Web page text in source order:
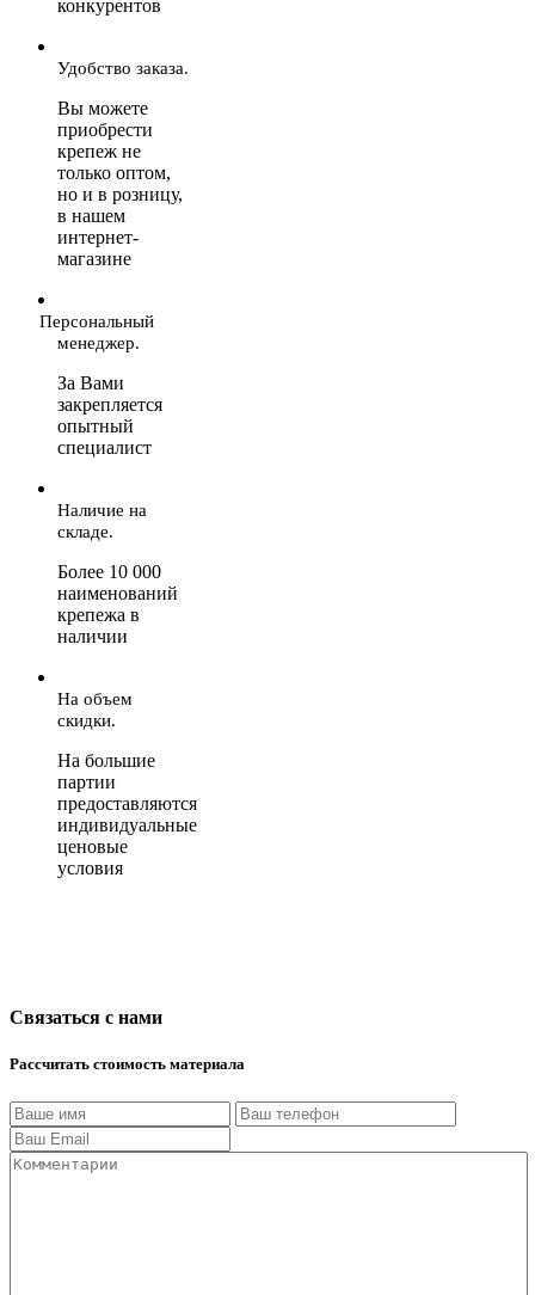
конкурентов
Удобство заказа.
Вы можете
приобрести
крепеж не
только оптом,
но и в розницу,
в нашем
интернет-
магазине
Персональный
менеджер.
За Вами
закрепляется
опытный
специалист
Наличие на
складе.
Более 10 000
наименований
крепежа в
наличии
На объем
скидки.
На большие
партии
предоставляются
индивидуальные
ценовые
условия
Связаться с нами
Рассчитать стоимость материала